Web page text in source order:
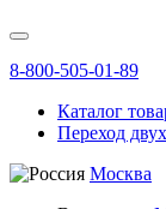
8-800-505-01-89
Каталог
Переход
Москва